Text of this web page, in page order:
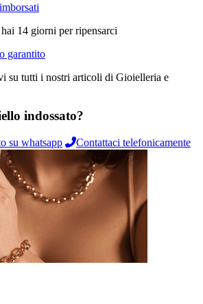
14 giorni per ripensarci
garantito
su tutti i nostri articoli di Gioielleria e
indossato?
su whatsapp Contattaci telefonicamente